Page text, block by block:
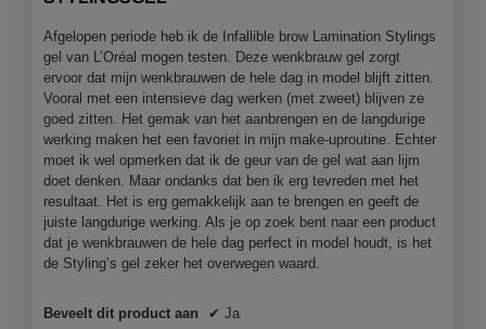
sterren.
Afgelopen periode heb ik de Infallible brow Lamination Stylings
gel van L’Oréal mogen testen. Deze wenkbrauw gel zorgt
ervoor dat mijn wenkbrauwen de hele dag in model blijft zitten.
Vooral met een intensieve dag werken (met zweet) blijven ze
goed zitten. Het gemak van het aanbrengen en de langdurige
werking maken het een favoriet in mijn make-uproutine. Echter
moet ik wel opmerken dat ik de geur van de gel wat aan lijm
doet denken. Maar ondanks dat ben ik erg tevreden met het
resultaat. Het is erg gemakkelijk aan te brengen en geeft de
juiste langdurige werking. Als je op zoek bent naar een product
dat je wenkbrauwen de hele dag perfect in model houdt, is het
de Styling’s gel zeker het overwegen waard.
Beveelt dit product aan ✔ Ja